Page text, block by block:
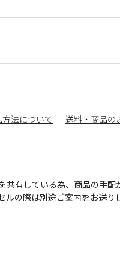
方法について
送料・商品の
有している為、商品の手配
ルの際は別途ご案内をお送り